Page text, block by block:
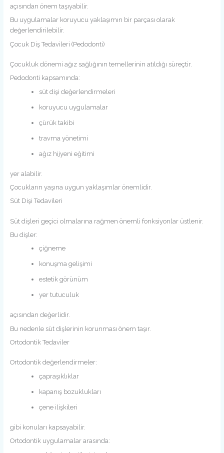
açısından önem taşıyabilir.
Bu uygulamalar koruyucu yaklaşımın bir parçası olarak
değerlendirilebilir.
Çocuk Diş Tedavileri (Pedodonti)
Çocukluk dönemi ağız sağlığının temellerinin atıldığı süreçtir.
Pedodonti kapsamında:
süt dişi değerlendirmeleri
koruyucu uygulamalar
çürük takibi
travma yönetimi
ağız hijyeni eğitimi
yer alabilir.
Çocukların yaşına uygun yaklaşımlar önemlidir.
Süt Dişi Tedavileri
Süt dişleri geçici olmalarına rağmen önemli fonksiyonlar üstlenir.
Bu dişler:
çiğneme
konuşma gelişimi
estetik görünüm
yer tutuculuk
açısından değerlidir.
Bu nedenle süt dişlerinin korunması önem taşır.
Ortodontik Tedaviler
Ortodontik değerlendirmeler:
çapraşıklıklar
kapanış bozuklukları
çene ilişkileri
gibi konuları kapsayabilir.
Ortodontik uygulamalar arasında: